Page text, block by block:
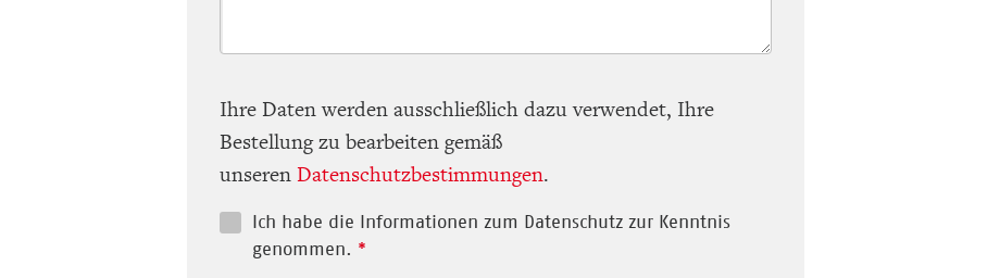
Ihre Daten werden ausschließlich dazu verwendet, Ihre
Bestellung zu bearbeiten gemäß
unseren Datenschutzbestimmungen.
Ich habe die Informationen zum Datenschutz zur Kenntnis
genommen. *